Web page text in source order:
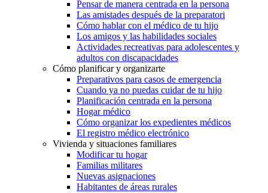
Pensar de manera centrada en la persona
Las amistades después de la preparatori
Cómo hablar con el médico de tu hijo
Los amigos y las habilidades sociales
Actividades recreativas para adolescentes y
adultos con discapacidades
Cómo planificar y organizarte
Preparativos para casos de emergencia
Cuando ya no puedas cuidar de tu hijo
Planificación centrada en la persona
Hogar médico
Cómo organizar los expedientes médicos
El registro médico electrónico
Vivienda y situaciones familiares
Modificar tu hogar
Familias militares
Nuevas asignaciones
Habitantes de áreas rurales